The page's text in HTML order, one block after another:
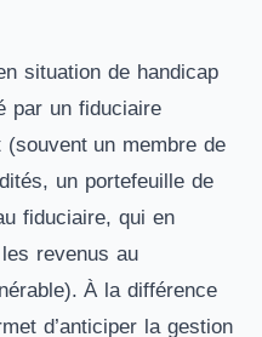
situation de handicap
par un fiduciaire
un membre de
un portefeuille de
fiduciaire, qui en
revenus au
À la différence
d’anticiper la gestion